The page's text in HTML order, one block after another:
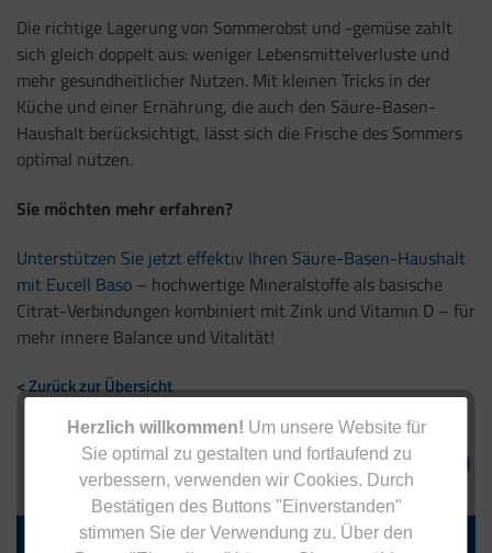
Herzlich willkommen! Um unsere Website für
Sie optimal zu gestalten und fortlaufend zu
verbessern, verwenden wir Cookies. Durch
Bestätigen des Buttons "Einverstanden"
stimmen Sie der Verwendung zu. Über den
Die richtige Lagerung von Sommerobst und -gemüse zahlt
sich gleich doppelt aus: weniger Lebensmittelverluste und
mehr gesundheitlicher Nutzen. Mit kleinen Tricks in der
Küche und einer Ernährung, die auch den Säure-Basen-
Haushalt berücksichtigt, lässt sich die Frische des Sommers
optimal nutzen.
Sie möchten mehr erfahren?
Unterstützen Sie jetzt effektiv Ihren Säure-Basen-Haushalt
mit Eucell Baso – hochwertige Mineralstoffe als basische
Citrat-Verbindungen kombiniert mit Zink und Vitamin D – für
mehr innere Balance und Vitalität!
< Zurück zur Übersicht